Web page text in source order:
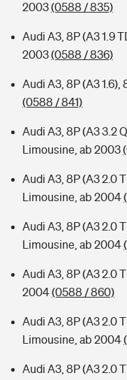
2003(0588 / 835)
Audi A3, 8P (A3 1.9
2003(0588 / 836)
Audi A3, 8P (A3
(0588 / 841)
Audi A3, 8P (A3 3.2
Limousine, ab 2003
Audi A3, 8P (A3 2.0
Limousine, ab 2004
Audi A3, 8P (A3 2.0
Limousine, ab 2004
Audi A3, 8P (A3 2.0
2004(0588 / 860)
Audi A3, 8P (A3 2.0
Limousine, ab 2004
Audi A3, 8P (A3 2.0